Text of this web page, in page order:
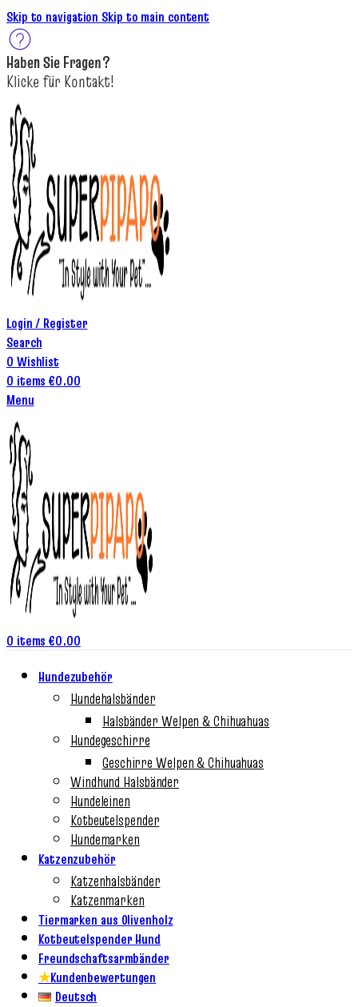
Skip to navigation Skip to main content
Haben SieFragen?
Klicke für Kontakt!
Login / Register
Search
0 Wishlist
0 items €0.00
Menu
0 items €0.00
Hundezubehör
Hundehalsbänder
Halsbänder Welpen & Chihuahuas
Hundegeschirre
Geschirre Welpen & Chihuahuas
Windhund Halsbänder
Hundeleinen
Kotbeutelspender
Hundemarken
Katzenzubehör
Katzenhalsbänder
Katzenmarken
Tiermarken aus Olivenholz
Kotbeutelspender Hund
Freundschaftsarmbänder
★Kundenbewertungen
Deutsch